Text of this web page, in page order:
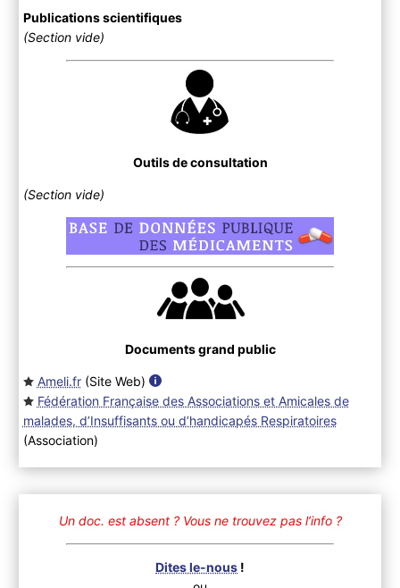
Publications scientifiques
(Section vide)
Outils de consultation
(Section vide)
Documents grand public
Ameli.fr(Site Web)
Fédération Française des Associations et Amicales de
malades, d’Insuffisants ou d’handicapés Respiratoires
(Association)
Un doc. est absent ? Vous ne trouvez pas l’info ?
Dites le-nous !